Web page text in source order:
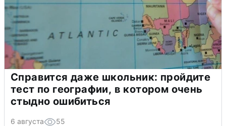
Справится даже школьник: пройдите
тест по географии, в котором очень
стыдно ошибиться
6 августа 55